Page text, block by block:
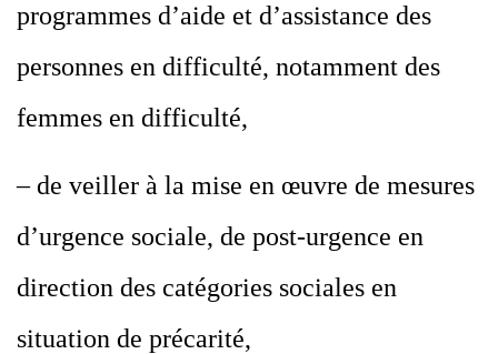
programmes d’aide et d’assistance des
personnes en difficulté, notamment des
femmes en difficulté,
– de veiller à la mise en œuvre de mesures
d’urgence sociale, de post-urgence en
direction des catégories sociales en
situation de précarité,